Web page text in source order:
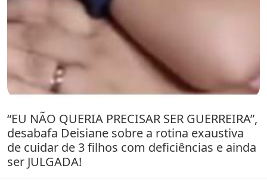
“EU NÃO QUERIA PRECISAR SER GUERREIRA”,
desabafa Deisiane sobre a rotina exaustiva
de cuidar de 3 filhos com deficiências e ainda
ser JULGADA!